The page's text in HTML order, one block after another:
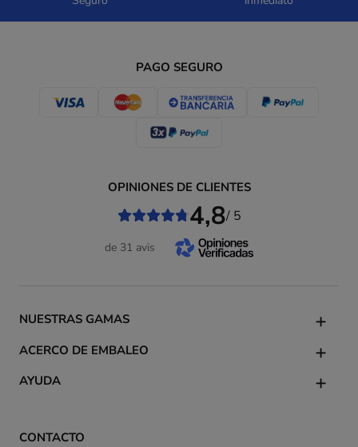
PAGO SEGURO
CONTACTO
NUESTRAS GAMAS
ACERCO DE EMBALEO
AYUDA
OPINIONES DE CLIENTES
4,8/ 5
de 31 avis